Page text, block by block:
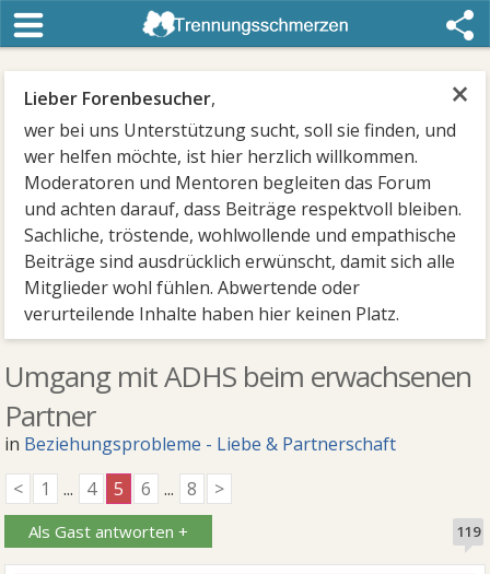
×
Lieber Forenbesucher,
wer bei uns Unterstützung sucht, soll sie finden, und
wer helfen möchte, ist hier herzlich willkommen.
Moderatoren und Mentoren begleiten das Forum
und achten darauf, dass Beiträge respektvoll bleiben.
Sachliche, tröstende, wohlwollende und empathische
Beiträge sind ausdrücklich erwünscht, damit sich alle
Mitglieder wohl fühlen. Abwertende oder
verurteilende Inhalte haben hier keinen Platz.
Umgang mit ADHS beim erwachsenen
Partner
in Beziehungsprobleme - Liebe & Partnerschaft
<
1 ... 4 5 6 ... 8 >
Als Gast antworten + 119